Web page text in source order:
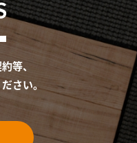
等、
さい。